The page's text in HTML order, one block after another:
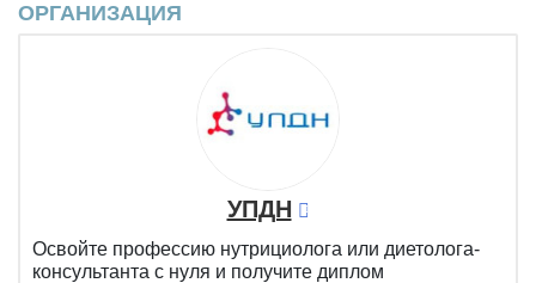
ОРГАНИЗАЦИЯ
УПДН
Освойте профессию нутрициолога или диетолога-
консультанта с нуля и получите диплом